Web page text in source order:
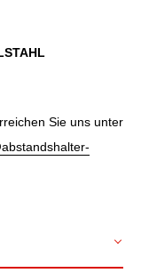
Sie uns unter